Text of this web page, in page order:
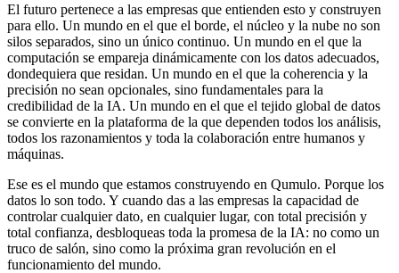
El futuro pertenece a las empresas que entienden esto y construyen
para ello. Un mundo en el que el borde, el núcleo y la nube no son
silos separados, sino un único continuo. Un mundo en el que la
computación se empareja dinámicamente con los datos adecuados,
dondequiera que residan. Un mundo en el que la coherencia y la
precisión no sean opcionales, sino fundamentales para la
credibilidad de la IA. Un mundo en el que el tejido global de datos
se convierte en la plataforma de la que dependen todos los análisis,
todos los razonamientos y toda la colaboración entre humanos y
máquinas.
Ese es el mundo que estamos construyendo en Qumulo. Porque los
datos lo son todo. Y cuando das a las empresas la capacidad de
controlar cualquier dato, en cualquier lugar, con total precisión y
total confianza, desbloqueas toda la promesa de la IA: no como un
truco de salón, sino como la próxima gran revolución en el
funcionamiento del mundo.